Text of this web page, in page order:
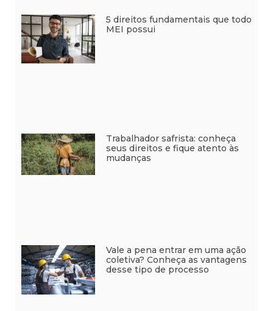
5 direitos fundamentais que todo
MEI possui
Trabalhador safrista: conheça
seus direitos e fique atento às
mudanças
Vale a pena entrar em uma ação
coletiva? Conheça as vantagens
desse tipo de processo